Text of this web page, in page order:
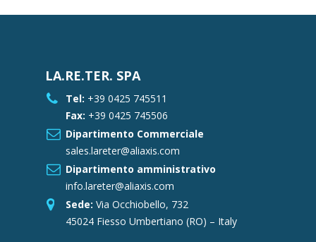
LA.RE.TER. SPA
Tel: +39 0425 745511
Fax: +39 0425 745506
Dipartimento Commerciale
sales.lareter@aliaxis.com
Dipartimento amministrativo
info.lareter@aliaxis.com
Sede: Via Occhiobello, 732
45024 Fiesso Umbertiano (RO) – Italy